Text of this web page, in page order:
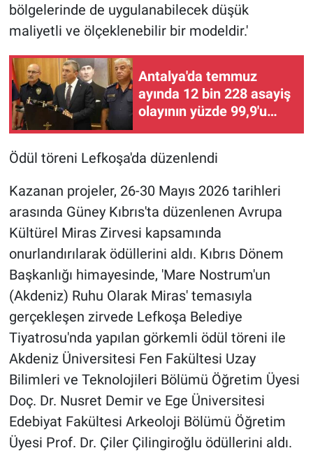
bölgelerinde de uygulanabilecek düşük
maliyetli ve ölçeklenebilir bir modeldir.'
Antalya'da temmuz
ayında 12 bin 228 asayiş
olayının yüzde 99,9'u
Ödül töreni Lefkoşa'da düzenlendi
Kazanan projeler, 26-30 Mayıs 2026 tarihleri
arasında Güney Kıbrıs'ta düzenlenen Avrupa
Kültürel Miras Zirvesi kapsamında
onurlandırılarak ödüllerini aldı. Kıbrıs Dönem
Başkanlığı himayesinde, 'Mare Nostrum'un
(Akdeniz) Ruhu Olarak Miras' temasıyla
gerçekleşen zirvede Lefkoşa Belediye
Tiyatrosu'nda yapılan görkemli ödül töreni ile
Akdeniz Üniversitesi Fen Fakültesi Uzay
Bilimleri ve Teknolojileri Bölümü Öğretim Üyesi
Doç. Dr. Nusret Demir ve Ege Üniversitesi
Edebiyat Fakültesi Arkeoloji Bölümü Öğretim
Üyesi Prof. Dr. Çiler Çilingiroğlu ödüllerini aldı.